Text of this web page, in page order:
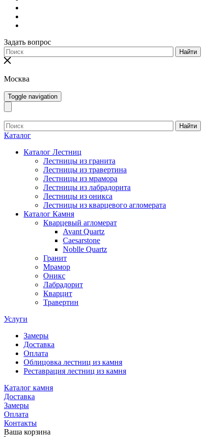
Задать вопрос
Найти
Москва
Toggle navigation
Найти
Каталог
Каталог Лестниц
Лестницы из гранита
Лестницы из травертина
Лестницы из мрамора
Лестницы из лабрадорита
Лестницы из оникса
Лестницы из кварцевого агломерата
Каталог Камня
Кварцевый агломерат
Avant Quartz
Caesarstone
Noblle Quartz
Гранит
Мрамор
Оникс
Лабрадорит
Кварцит
Травертин
Услуги
Замеры
Доставка
Оплата
Облицовка лестниц из камня
Реставрация лестниц из камня
Каталог камня
Доставка
Замеры
Оплата
Контакты
Ваша корзина